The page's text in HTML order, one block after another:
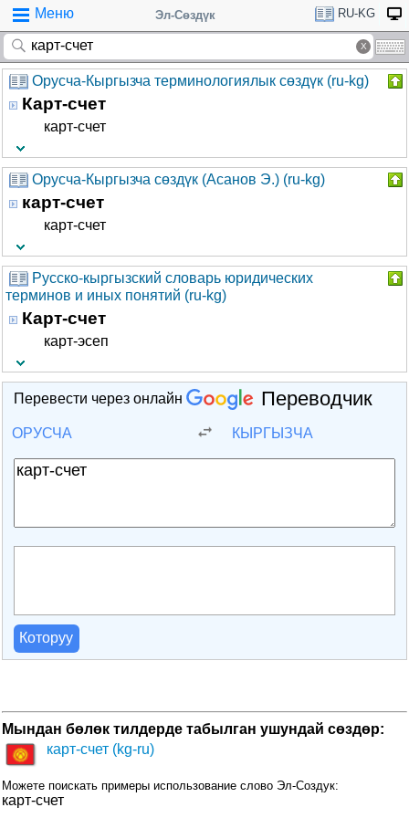
Меню Эл-Сөздүк RU-KG
Орусча-Кыргызча терминологиялык сөздүк (ru-kg)
Карт-счет
карт-счет
Орусча-Кыргызча сөздүк (Асанов Э.) (ru-kg)
карт-счет
карт-счет
Русско-кыргызский словарь юридических
терминов и иных понятий (ru-kg)
Карт-счет
карт-эсеп
Перевести через онлайн Переводчик
ОРУСЧА КЫРГЫЗЧА
Которуу
Мындан бөлөк тилдерде табылган ушундай сөздөр:
карт-счет (kg-ru)
Можете поискать примеры использование слово Эл-Создук:
карт-счет